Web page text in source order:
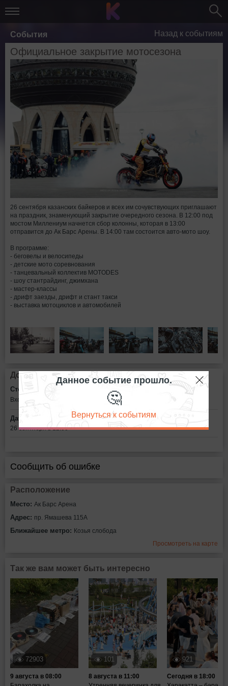
События Назад к событиям
Официальное закрытие мотосезона
26 сентября казанских байкеров и всех им сочувствующих приглашают
на праздник, знаменующий закрытие очередного сезона. В 12:00 под
мостом Миллениум начнется сбор колонны, которая в 13:00
отправится до Ак Барс Арены. В 14:00 там состоится авто-мото шоу.
В программе:
- беговелы и велосипеды
- детские мото соревнования
- танцевальный коллектив MOTODES
- шоу стантрайдинг, джимхана
- мастер-классы
- дрифт заезды, дрифт и стант такси
- выставка мотоциклов и автомобилей
Дополнительная информация
Стоимость билетов:
Вход свободный
Дата:
26 сентября в 12:00
Сообщить об ошибке
Расположение
Место: Ак Барс Арена
Адрес: пр. Ямашева 115А
Ближайшее метро: Козья слобода
Просмотреть на карте
Так же вам может быть интересно
72903
9 августа в 08:00
101
8 августа в 11:00
921
Сегодня в 18:00
Данное событие прошло.
🤔
Вернуться к событиям